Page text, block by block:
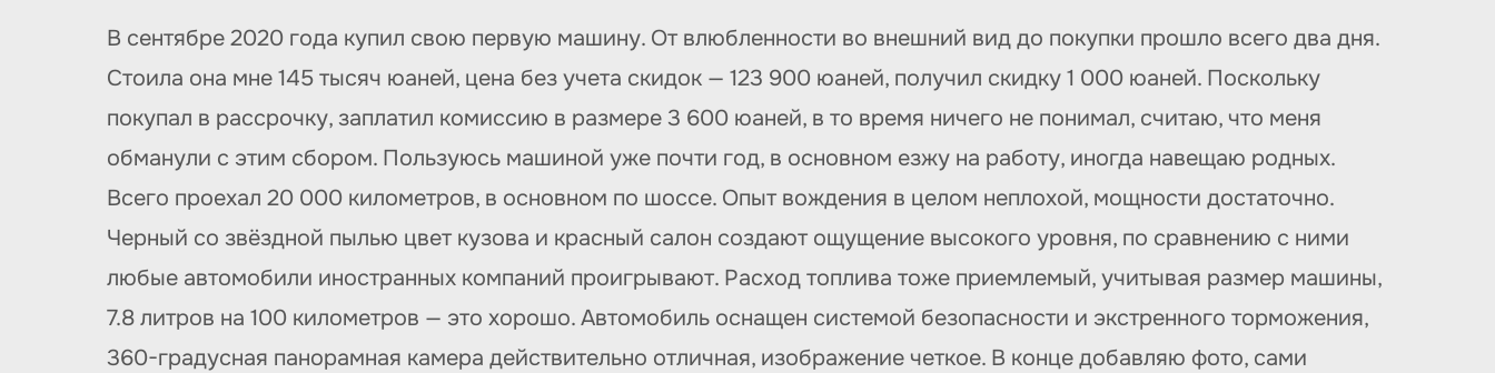
В сентябре 2020 года купил свою первую машину. От влюбленности во внешний вид до покупки прошло всего два дня.
Стоила она мне 145 тысяч юаней, цена без учета скидок — 123 900 юаней, получил скидку 1 000 юаней. Поскольку
покупал в рассрочку, заплатил комиссию в размере 3 600 юаней, в то время ничего не понимал, считаю, что меня
обманули с этим сбором. Пользуюсь машиной уже почти год, в основном езжу на работу, иногда навещаю родных.
Всего проехал 20 000 километров, в основном по шоссе. Опыт вождения в целом неплохой, мощности достаточно.
Черный со звёздной пылью цвет кузова и красный салон создают ощущение высокого уровня, по сравнению с ними
любые автомобили иностранных компаний проигрывают. Расход топлива тоже приемлемый, учитывая размер машины,
7.8 литров на 100 километров — это хорошо. Автомобиль оснащен системой безопасности и экстренного торможения,
360-градусная панорамная камера действительно отличная, изображение четкое. В конце добавляю фото, сами